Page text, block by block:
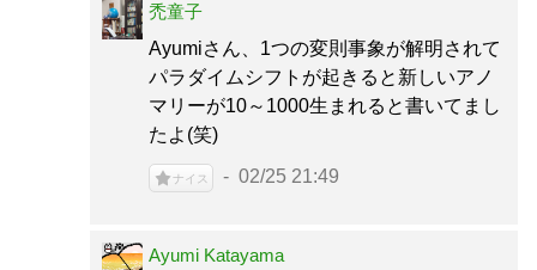
禿童子
Ayumiさん、1つの変則事象が解明されて
パラダイムシフトが起きると新しいアノ
マリーが10～1000生まれると書いてまし
たよ(笑)
ナイス 02/25 21:49
Ayumi Katayama